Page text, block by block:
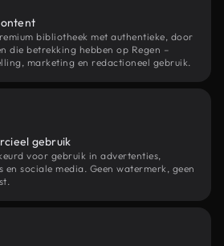
bibliotheek met authentieke, door
die betrekking hebben op Regen –
marketing en redactioneel gebruik.
gebruik
voor gebruik in advertenties,
sociale media. Geen watermerk, geen